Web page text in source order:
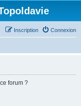
Connexion
Inscription
forum ?